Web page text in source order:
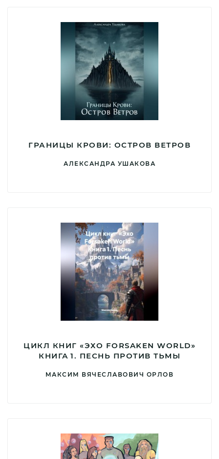
ГРАНИЦЫ КРОВИ: ОСТРОВ ВЕТРОВ
АЛЕКСАНДРА УШАКОВА
ЦИКЛ КНИГ «ЭХО FORSAKEN WORLD»
КНИГА 1. ПЕСНЬ ПРОТИВ ТЬМЫ
МАКСИМ ВЯЧЕСЛАВОВИЧ ОРЛОВ